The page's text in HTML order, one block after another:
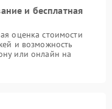
и бесплатная
оценка стоимости
и возможность
или онлайн на